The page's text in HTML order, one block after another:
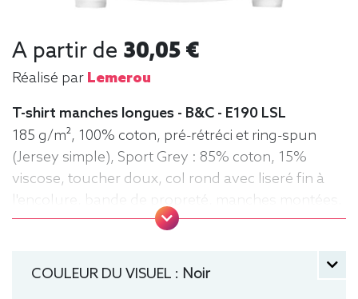
A partir de 30,05 €
Réalisé par Lemerou
T-shirt manches longues - B&C - E190 LSL
185 g/m², 100% coton, pré-rétréci et ring-spun
(Jersey simple), Sport Grey : 85% coton, 15%
viscose, toucher doux, col rond avec liseré fin à
l'encolure, bande de propreté, manches montées,
confection tubulaire, coupe droite
COULEUR DU VISUEL : Noir